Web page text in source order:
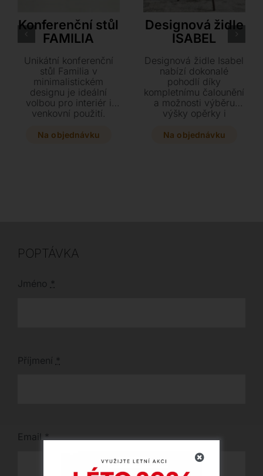
Konferenční stůl
FAMILIA
Unikátní konferenční
stůl Familia v
minimalistickém
designu je ideální
volbou pro interiér i
venkovní použití.
škály rozměrů a
Na objednávku
Cattelan Italia
Designová židle
ISABEL
Designová židle Isabel
nabízí dokonalé
pohodlí díky
kompletnímu čalounění
a možnosti výběru
výšky opěrky i
si ji na míru svému
Na objednávku
POPTÁVKA
Jméno *
Příjmení *
Email*